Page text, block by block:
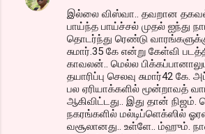
இல்லை விஸ்வா.. தவறான
பாய்ந்த பாய்ச்சல் முதல் ஐந்து
தொடர்ந்து ரெண்டு
சுமார்.35 கே என்று கேள்வி
காவலன்.. மெல்ல
தயாரிப்பு செலவு சுமார்42 கே.
பல ஏரியாக்களில் மூன்றாவத்
ஆகிவிட்டது.. இது தான்
நகரங்களில் மல்டிப்ளெக்ஸில்
வசூலானது.. உள்ளே.. ம்ஹும்.